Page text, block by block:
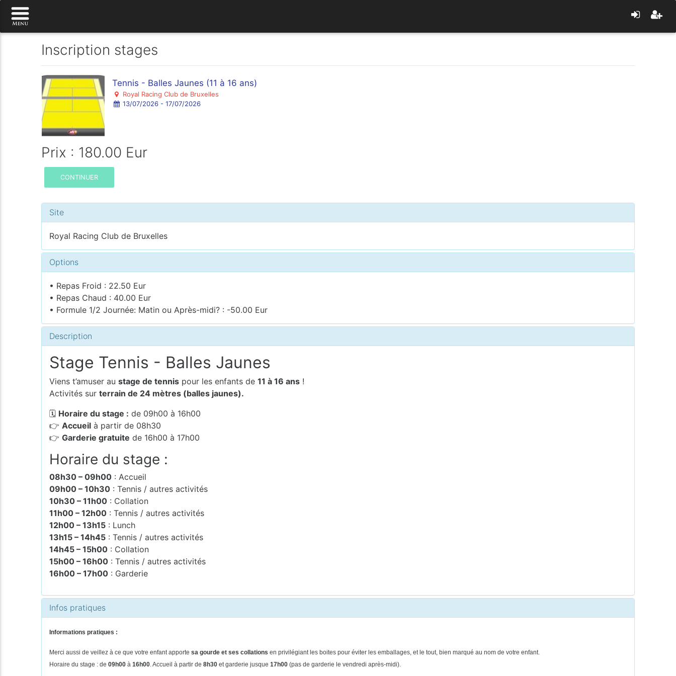
Inscription stages
Tennis - Balles Jaunes (11 à 16 ans)
Royal Racing Club de Bruxelles
13/07/2026 - 17/07/2026
Prix : 180.00 Eur
CONTINUER
Site
Royal Racing Club de Bruxelles
Options
• Repas Froid : 22.50 Eur
• Repas Chaud : 40.00 Eur
• Formule 1/2 Journée: Matin ou Après-midi? : -50.00 Eur
Description
Stage Tennis - Balles Jaunes
Viens t’amuser austage de tennis pour les enfants de11 à 16 ans !
Activités surterrain de 24 mètres (balles jaunes).
🗓 Horaire du stage : de 09h00 à 16h00
👉 Accueil à partir de 08h30
👉Garderie gratuite de 16h00 à 17h00
Horaire du stage :
08h30 – 09h00 : Accueil
09h00 – 10h30 : Tennis / autres activités
10h30 – 11h00 : Collation
11h00 – 12h00 : Tennis / autres activités
12h00 – 13h15 : Lunch
13h15 – 14h45 : Tennis / autres activités
14h45 – 15h00 : Collation
15h00 – 16h00 : Tennis / autres activités
16h00 – 17h00 : Garderie
Infos pratiques
Informations pratiques :
Merci aussi de veillez à ce que votre enfant apporte sa gourde et ses collations en privilégiant les boites pour éviter les emballages, et le tout, bien marqué au nom de votre enfant.
Horaire du stage : de09h00à16h00 . Accueil à partir de8h30 et garderie jusque17h00(pas de garderie le vendredi après-midi).